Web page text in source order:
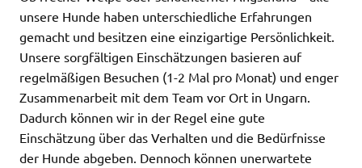
unsere Hunde haben unterschiedliche Erfahrungen
gemacht und besitzen eine einzigartige Persönlichkeit.
Unsere sorgfältigen Einschätzungen basieren auf
regelmäßigen Besuchen (1-2 Mal pro Monat) und enger
Zusammenarbeit mit dem Team vor Ort in Ungarn.
Dadurch können wir in der Regel eine gute
Einschätzung über das Verhalten und die Bedürfnisse
der Hunde abgeben. Dennoch können unerwartete